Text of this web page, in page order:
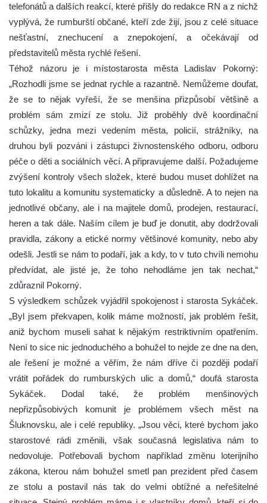
telefonátů a dalších reakcí, které přišly do redakce RN a z nichž
vyplývá, že rumburští občané, kteří zde žijí, jsou z celé situace
nešťastní, znechucení a znepokojení, a očekávají od
představitelů města rychlé řešení.
Téhož názoru je i místostarosta města Ladislav Pokorný:
„Rozhodli jsme se jednat rychle a razantně. Nemůžeme doufat,
že se to nějak vyřeší, že se menšina přizpůsobí většině a
problém sám zmizí ze stolu. Již proběhly dvě koordinační
schůzky, jedna mezi vedením města, policií, strážníky, na
druhou byli pozváni i zástupci živnostenského odboru, odboru
péče o děti a sociálních věcí. A připravujeme další. Požadujeme
zvýšení kontroly všech složek, které budou muset dohlížet na
tuto lokalitu a komunitu systematicky a důsledně. A to nejen na
jednotlivé občany, ale i na majitele domů, prodejen, restaurací,
heren a tak dále. Naším cílem je buď je donutit, aby dodržovali
pravidla, zákony a etické normy většinové komunity, nebo aby
odešli. Jestli se nám to podaří, jak a kdy, to v tuto chvíli nemohu
předvídat, ale jisté je, že toho nehodláme jen tak nechat,“
zdůraznil Pokorný.
S výsledkem schůzek vyjádřil spokojenost i starosta Sykáček.
„Byl jsem překvapen, kolik máme možností, jak problém řešit,
aniž bychom museli sahat k nějakým restriktivním opatřením.
Není to sice nic jednoduchého a bohužel to nejde ze dne na den,
ale řešení je možné a věřím, že nám dříve či později podaří
vrátit pořádek do rumburských ulic a domů,“ doufá starosta
Sykáček. Dodal také, že problém menšinových
nepřizpůsobivých komunit je problémem všech měst na
Šluknovsku, ale i celé republiky. „Jsou věci, které bychom jako
starostové rádi změnili, však současná legislativa nám to
nedovoluje. Potřebovali bychom například změnu loterijního
zákona, kterou nám bohužel smetl pan prezident před časem
ze stolu a postavil nás tak do velmi obtížné a neřešitelné